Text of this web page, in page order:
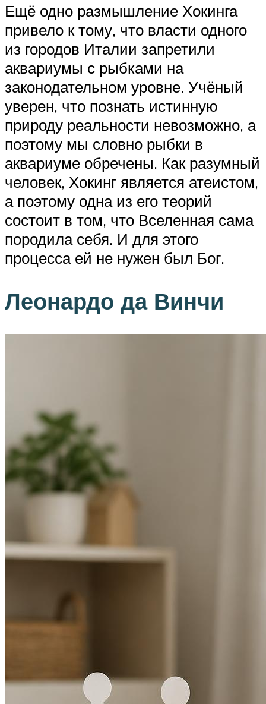
Ещё одно размышление Хокинга
привело к тому, что власти одного
из городов Италии запретили
аквариумы с рыбками на
законодательном уровне. Учёный
уверен, что познать истинную
природу реальности невозможно, а
поэтому мы словно рыбки в
аквариуме обречены. Как разумный
человек, Хокинг является атеистом,
а поэтому одна из его теорий
состоит в том, что Вселенная сама
породила себя. И для этого
процесса ей не нужен был Бог.
Леонардо да Винчи